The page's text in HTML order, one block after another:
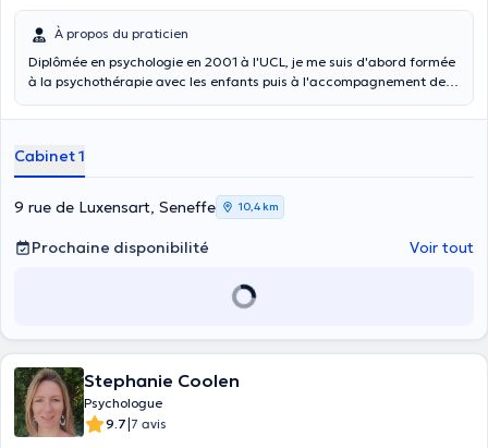
À propos du praticien
Diplômée en psychologie en 2001 à l'UCL, je me suis d'abord formée
à la psychothérapie avec les enfants puis à l'accompagnement des
écouter, et parfois accompagner, ceux qui l'entourent et l'aident à
travailler avec des adultes, parents ou pas. Aujourd'hui, je reçois
tous ceux, petits et grands, qui à un moment de leur vie rencontrent
une difficulté, s'interrogent ou sont en souffrance.
Cabinet 1
9 rue de Luxensart, Seneffe 10,4 km
Prochaine disponibilité Voir tout
Stephanie Coolen
Psychologue
9.7|7 avis